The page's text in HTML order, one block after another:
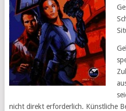
nicht direkt erforderlich. Künstliche